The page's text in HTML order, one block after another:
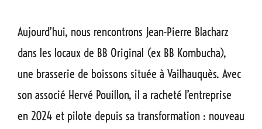
Aujourd’hui, nous rencontrons Jean-Pierre Blacharz
dans les locaux de BB Original (ex BB Kombucha),
une brasserie de boissons située à Vailhauquès. Avec
son associé Hervé Pouillon, il a racheté l’entreprise
en 2024 et pilote depuis sa transformation : nouveau